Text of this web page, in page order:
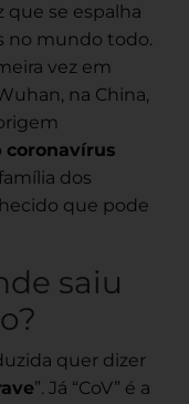
que se espalha
no mundo todo.
vez em
na China,
coronavírus
dos
que pode
saiu
quer dizer
”. Já “CoV” é a